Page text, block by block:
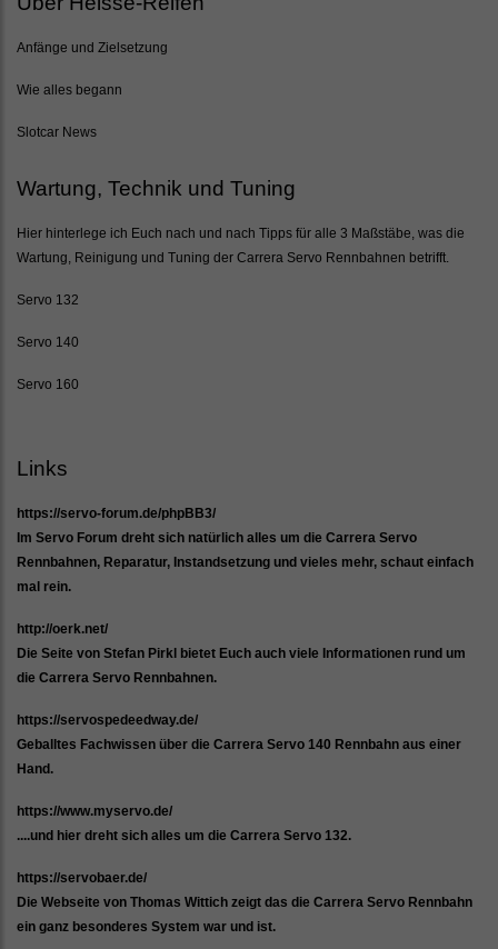
Anfänge und Zielsetzung
Wie alles begann
Slotcar News
Wartung, Technik und Tuning
Hier hinterlege ich Euch nach und nach Tipps für alle 3 Maßstäbe, was die
Wartung, Reinigung und Tuning der Carrera Servo Rennbahnen betrifft.
Servo 132
Servo 140
Servo 160
Links
https://servo-forum.de/phpBB3/
Im Servo Forum dreht sich natürlich alles um die Carrera Servo
Rennbahnen, Reparatur, Instandsetzung und vieles mehr, schaut einfach
mal rein.
http://oerk.net/
Die Seite von Stefan Pirkl bietet Euch auch viele Informationen rund um
die Carrera Servo Rennbahnen.
https://servospedeedway.de/
Geballtes Fachwissen über die Carrera Servo 140 Rennbahn aus einer
Hand.
https://www.myservo.de/
....und hier dreht sich alles um die Carrera Servo 132.
https://servobaer.de/
Die Webseite von Thomas Wittich zeigt das die Carrera Servo Rennbahn
ein ganz besonderes System war und ist.